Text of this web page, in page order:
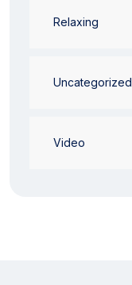
Relaxing
Uncategorized
Video